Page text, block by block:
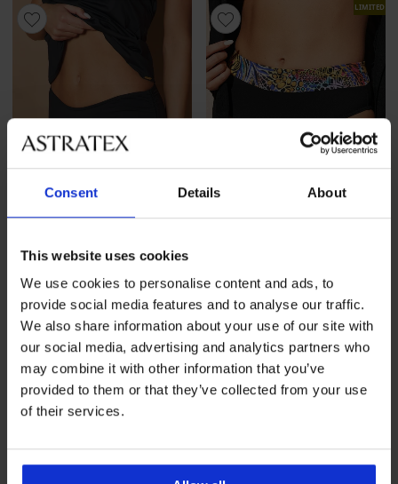
Consent Details About
This website uses cookies
We use cookies to personalise content and ads, to
provide social media features and to analyse our traffic.
We also share information about your use of our site with
our social media, advertising and analytics partners who
may combine it with other information that you’ve
provided to them or that they’ve collected from your use
of their services.
-20 % GET20
Долнище на бански Elsa I
Намаление
29,59 €(57,87 лв.)Първоначална цена
36,99 €
(72,35 лв.)
23,67 €(46,29 лв.)кодGET20
LIMITED
Долнище на бански костюм
Kahlani
Намаление
12,00 €(23,47 лв.)
20,00 €
(39,12 лв.)
9,60 €(18,78 лв.) код GET20